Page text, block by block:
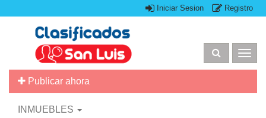
Iniciar Sesion Registro
Publicar ahora
INMUEBLES